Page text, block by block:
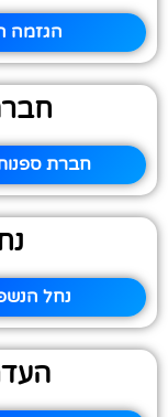
הגזמה
חברת
נחל